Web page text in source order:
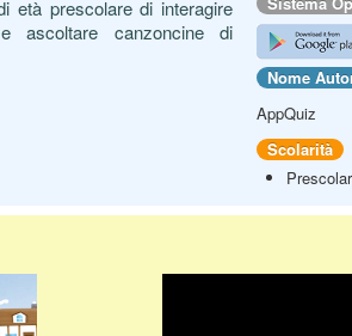
età prescolare di interagire
ascoltare canzoncine di
Nome
AppQuiz
Scolarità